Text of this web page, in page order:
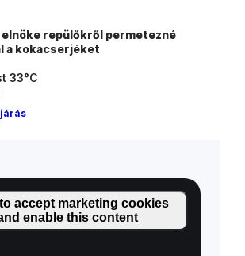
osztrák férfit egy 18 éves
33°C
accept marketing cookies
enable this content